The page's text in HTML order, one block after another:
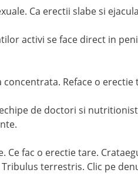
Ca erectii slabe si
activi se face direct in
Reface o erectie
de doctori si
fac o erectie tare.
terrestris. Clic pe